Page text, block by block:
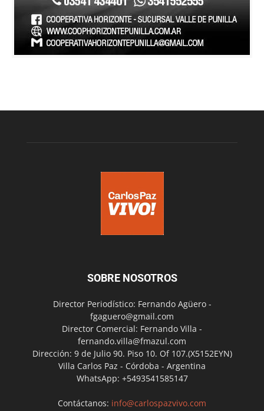
SOBRE NOSOTROS
Director Periodístico: Fernando Agüero -
fgaguero@gmail.com
Director Comercial: Fernando Villa -
fernando.villa@fmazul.com
Dirección: 9 de Julio 90. Piso 10. Of 107.(X5152EYN)
Villa Carlos Paz - Córdoba - Argentina
WhatsApp: +5493541585147
Contáctanos: info@carlospazvivo.com